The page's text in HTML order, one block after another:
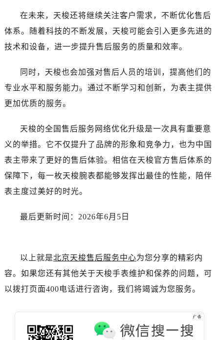
新疆维吾尔自治区昌吉市延安北路天梭售后服务中心（需提前预约）
新疆维吾尔自治区阜康市博峰路天梭售后服务中心（需提前预约）
新疆维吾尔自治区胡杨河市胡杨河市胡杨路天梭售后服务中心（需提前预约）
新疆维吾尔自治区霍尔果斯市亚欧北路天梭售后服务中心（需提前预约）
新疆维吾尔自治区克拉玛依市克拉玛依区友谊路天梭售后服务中心（需提前预约）
新疆维吾尔自治区奎屯市团结西街天梭售后服务中心（需提前预约）
新疆维吾尔自治区昆玉市昆泉街天梭售后服务中心（需提前预约）
新疆维吾尔自治区图木舒克市图木舒克市中兴街天梭售后服务中心（需提前预约）
新疆维吾尔自治区吐鲁番市高昌区文化中路文化中路天梭售后服务中心（需提前预约）
新疆维吾尔自治区乌苏市乌鲁木齐北路天梭售后服务中心（需提前预约）
新疆维吾尔自治区新星市东风路天梭售后服务中心（需提前预约）
在未来，天梭还将继续关注客户需求，不断优化售后
体系。随着科技的不断发展，天梭可能会引入更多先进的
技术和设备，进一步提升售后服务的质量和效率。
同时，天梭也会加强对售后人员的培训，提高他们的
专业水平和服务能力。通过不断学习和创新，为表主提供
更加优质的服务。
天梭的全国售后服务网络优化升级是一次具有重要意
义的举措。它不仅提升了品牌的形象和竞争力，也为中国
表主带来了更好的售后体验。相信在天梭官方售后体系的
保障下，每一枚天梭腕表都能够发挥出最佳的性能，陪伴
表主度过美好的时光。
最后更新时间：2026年6月5日
以上就是北京天梭售后服务中心为您分享的精彩内
容。如果您还有其他关于天梭手表维护和保养的问题，可
以拨打页面400电话进行咨询，我们将竭诚为您服务。